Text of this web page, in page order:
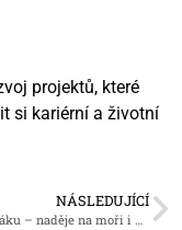
projektů, které
si kariérní a životní
NÁSLEDUJÍCÍ
Světlo majáku – naděje na moři i na pevnině